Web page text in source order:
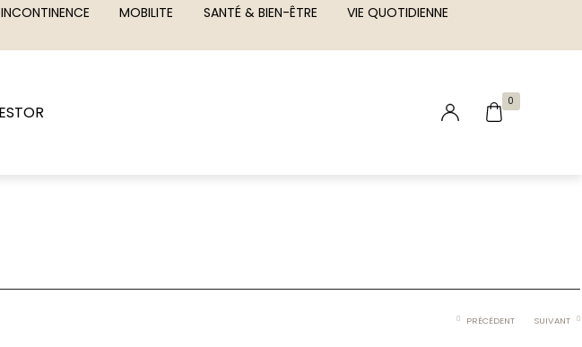
INCONTINENCE MOBILITE SANTÉ & BIEN-ÊTRE
VIE QUOTIDIENNE
0
PRÉCÉDENT SUIVANT